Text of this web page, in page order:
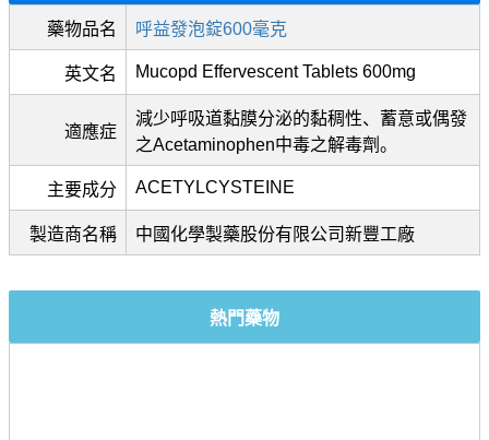
藥物品名 呼益發泡錠600毫克
英文名 Mucopd Effervescent Tablets 600mg
適應症
減少呼吸道黏膜分泌的黏稠性、蓄意或偶發
之Acetaminophen中毒之解毒劑。
主要成分 ACETYLCYSTEINE
製造商名稱 中國化學製藥股份有限公司新豐工廠
熱門藥物